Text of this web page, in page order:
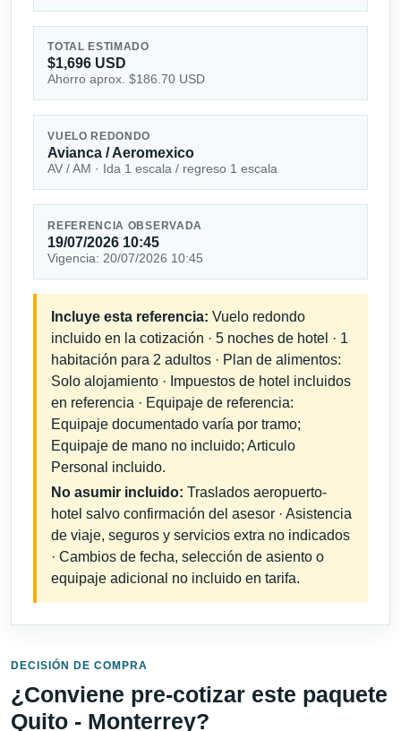
TOTAL ESTIMADO
$1,696 USD
Ahorro aprox. $186.70 USD
VUELO REDONDO
Avianca / Aeromexico
AV / AM · Ida 1 escala / regreso 1 escala
REFERENCIA OBSERVADA
19/07/2026 10:45
Vigencia: 20/07/2026 10:45
Incluye esta referencia: Vuelo redondo
incluido en la cotización · 5 noches de hotel · 1
habitación para 2 adultos · Plan de alimentos:
Solo alojamiento · Impuestos de hotel incluidos
en referencia · Equipaje de referencia:
Equipaje documentado varía por tramo;
Equipaje de mano no incluido; Articulo
Personal incluido.
No asumir incluido: Traslados aeropuerto-
hotel salvo confirmación del asesor · Asistencia
de viaje, seguros y servicios extra no indicados
· Cambios de fecha, selección de asiento o
equipaje adicional no incluido en tarifa.
DECISIÓN DE COMPRA
¿Conviene pre-cotizar este paquete
Quito - Monterrey?